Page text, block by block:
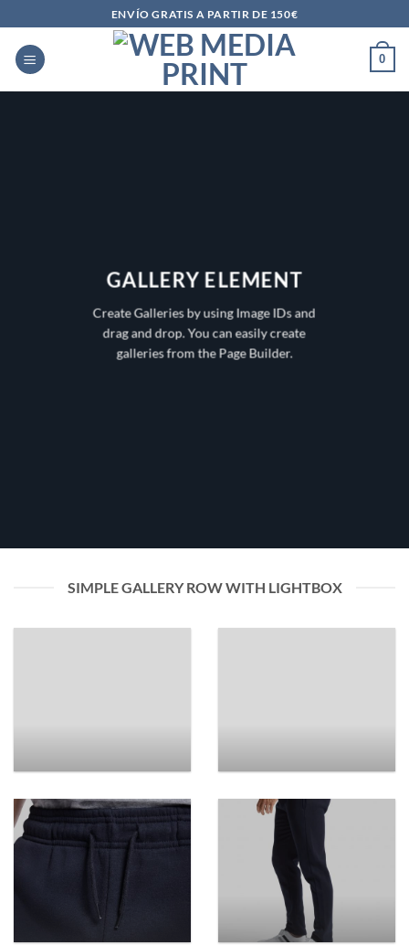
al
contenido
ENVÍO GRATIS A PARTIR DE 150€
0
GALLERY ELEMENT
Create Galleries by using Image IDs and
drag and drop. You can easily create
galleries from the Page Builder.
SIMPLE GALLERY ROW WITH LIGHTBOX